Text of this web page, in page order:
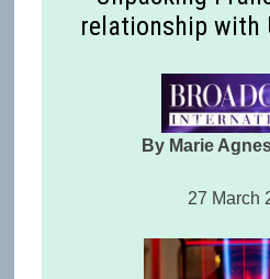
relationship with
By Marie
27 March